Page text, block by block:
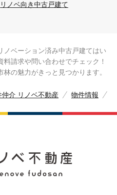
リノベ向き中古戸建て
ノベーション済み中古戸建てはい
請求や問い合わせでチェック！
の魅力がきっと見つかります。
仲介 リノベ不動産 物件情報